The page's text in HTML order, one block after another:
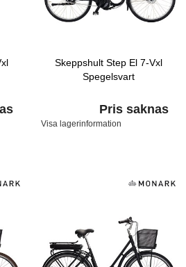
Skeppshult Step El 7-Vxl
Spegelsvart
Pris saknas
Visa lagerinformation